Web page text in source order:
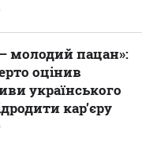
молодий пацан»:
оцінив
українського
кар’єру